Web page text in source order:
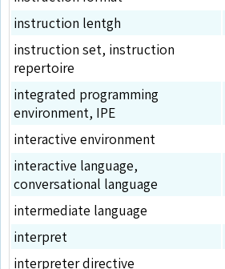
instruction lentgh
instruction set, instruction
repertoire
integrated programming
environment, IPE
interactive environment
interactive language,
conversational language
intermediate language
interpret
interpreter directive